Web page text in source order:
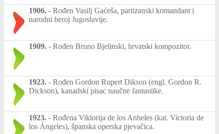
1906. - Rođen Vasilj Gaćeša, partizanski komandant i
narodni heroj Jugoslavije.
1909. - Rođen Bruno Bjelinski, hrvatski kompozitor.
1923. - Rođen Gordon Rupert Dikson (engl. Gordon R.
Dickson), kanadski pisac naučne fantastike.
1923. - Rođena Viktorija de los Anheles (kat. Victoria de
los Ángeles), španska operska pjevačica.